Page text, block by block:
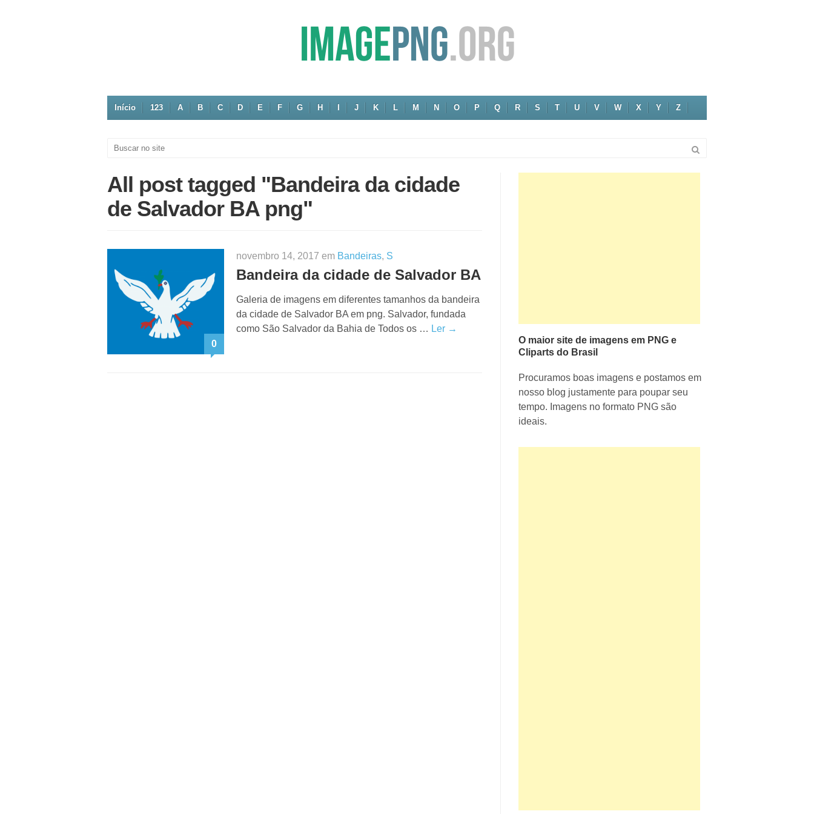
Início 123 A B C D E F G H J K L M N O P Q R S T U V W X Y Z
All post tagged "Bandeira da cidade
de Salvador BA png"
0
novembro 14, 2017 em Bandeiras, S
Bandeira da cidade de Salvador BA
Galeria de imagens em diferentes tamanhos da bandeira
da cidade de Salvador BA em png. Salvador, fundada
como São Salvador da Bahia de Todos os … Ler →
O maior site de imagens em PNG e
Cliparts do Brasil
Procuramos boas imagens e postamos em
nosso blog justamente para poupar seu
tempo. Imagens no formato PNG são
ideais.